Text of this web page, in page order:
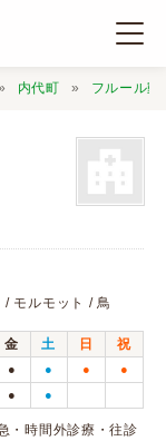
内代町 フルール動
モルモット / 鳥
金 土 日
祝
● ● ● ●
● ●
・時間外診療・往診